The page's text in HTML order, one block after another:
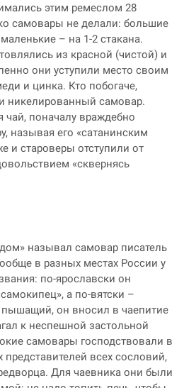
этим ремеслом 28
самовары не делали: большие
– на 1-2 стакана.
из красной (чистой) и
они уступили место своим
и цинка. Кто побогаче,
никелированный самовар.
чай, поначалу враждебно
называя его «сатанинским
и староверы отступили от
«сквернясь
называл самовар писатель
в разных местах России у
по-ярославски он
а по-вятски –
пышащий, он вносил в чаепитие
к неспешной застольной
самовары господствовали в
всех сословий,
Для чаевника они были